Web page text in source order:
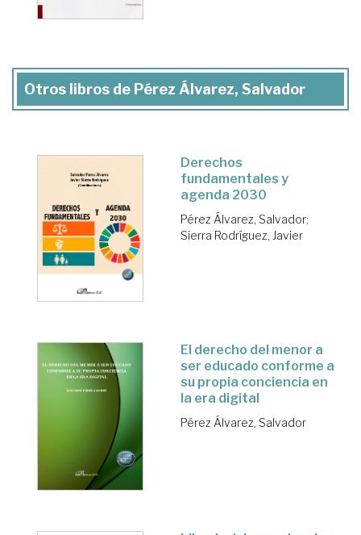
Otros libros de Pérez Álvarez, Salvador
Derechos
fundamentales y
agenda 2030
Pérez Álvarez, Salvador;
Sierra Rodríguez, Javier
El derecho del menor a
ser educado conforme a
su propia conciencia en
la era digital
Pérez Álvarez, Salvador